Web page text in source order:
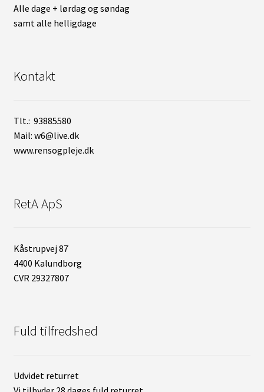
Alle dage + lørdag og søndag
samt alle helligdage
Kontakt
Tlt.: 93885580
Mail: w6@live.dk
www.rensogpleje.dk
RetA ApS
Kåstrupvej 87
4400 Kalundborg
CVR 29327807
Fuld tilfredshed
Udvidet returret